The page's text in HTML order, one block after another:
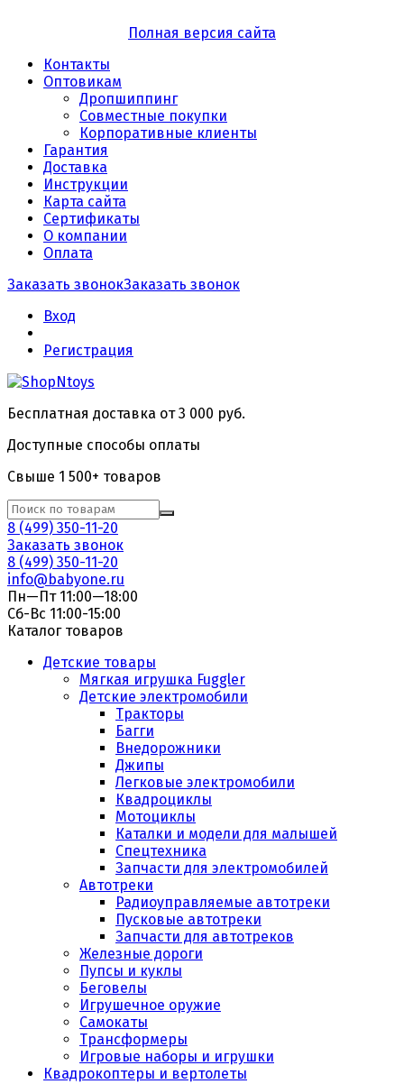
Полная версия сайта
Контакты
Оптовикам
Дропшиппинг
Совместные покупки
Корпоративные клиенты
Гарантия
Доставка
Инструкции
Карта сайта
Сертификаты
О компании
Оплата
Заказать звонокЗаказать звонок
Вход
Регистрация
Бесплатная доставка от 3 000 руб.
Доступные способы оплаты
Свыше 1 500+ товаров
8 (499) 350-11-20
Заказать звонок
8 (499) 350-11-20
info@babyone.ru
Пн—Пт 11:00—18:00
Сб-Вс 11:00-15:00
Каталог товаров
Детские товары
Мягкая игрушка Fuggler
Детские электромобили
Тракторы
Багги
Внедорожники
Джипы
Легковые электромобили
Квадроциклы
Мотоциклы
Каталки и модели для малышей
Спецтехника
Запчасти для электромобилей
Автотреки
Радиоуправляемые автотреки
Пусковые автотреки
Запчасти для автотреков
Железные дороги
Пупсы и куклы
Беговелы
Игрушечное оружие
Самокаты
Трансформеры
Игровые наборы и игрушки
Квадрокоптеры и вертолеты